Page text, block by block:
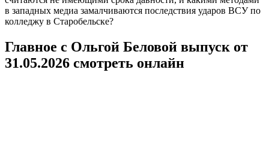
в западных медиа замалчиваются последствия ударов ВСУ по
колледжу в Старобельске?
Главное с Ольгой Беловой выпуск от
31.05.2026 смотреть онлайн